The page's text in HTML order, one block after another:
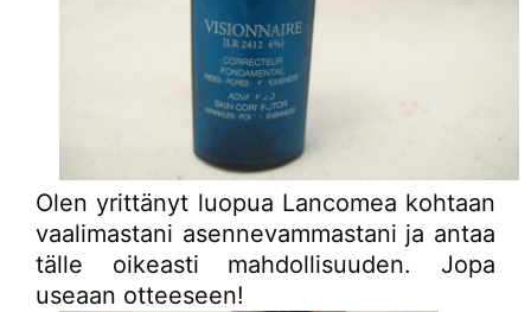
Olen yrittänyt luopua Lancomea kohtaan
vaalimastani asennevammastani ja antaa
tälle oikeasti mahdollisuuden. Jopa
useaan otteeseen!